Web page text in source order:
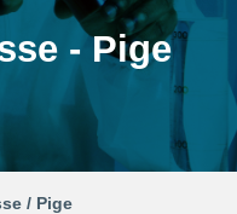
- Pige
/ Pige